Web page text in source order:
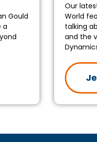
Gould
a
Our
World
talking
and the